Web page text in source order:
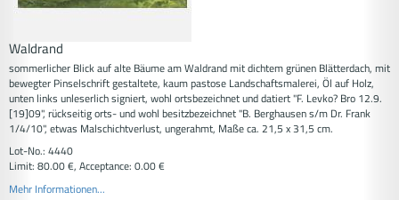
Waldrand
sommerlicher Blick auf alte Bäume am Waldrand mit dichtem grünen Blätterdach, mit
bewegter Pinselschrift gestaltete, kaum pastose Landschaftsmalerei, Öl auf Holz,
unten links unleserlich signiert, wohl ortsbezeichnet und datiert "F. Levko? Bro 12.9.
[19]09", rückseitig orts- und wohl besitzbezeichnet "B. Berghausen s/m Dr. Frank
1/4/10", etwas Malschichtverlust, ungerahmt, Maße ca. 21,5 x 31,5 cm.
Lot-No.: 4440
Limit: 80.00 €, Acceptance: 0.00 €
Mehr Informationen...